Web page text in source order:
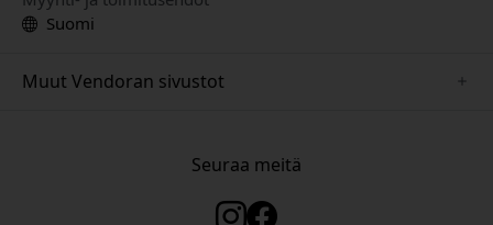
Suomi
Muut Vendoran sivustot
Seuraa meitä